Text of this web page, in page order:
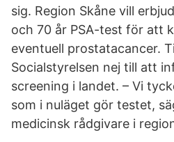
sig. Region Skåne vill
och 70 år PSA-test för att
eventuell prostatacancer.
Socialstyrelsen nej till att
screening i landet. – Vi
som i nuläget gör testet,
medicinsk rådgivare i